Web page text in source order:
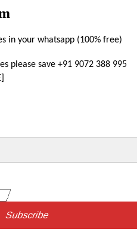
in your whatsapp (100% free)
please save +91 9072 388 995